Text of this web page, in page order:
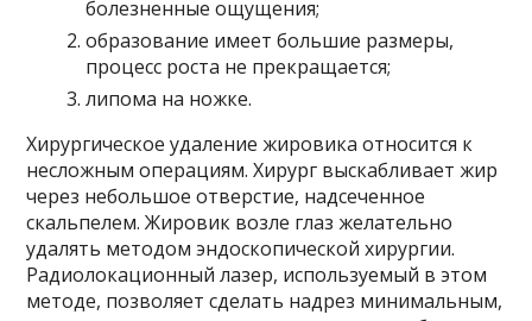
болезненные ощущения;
образование имеет большие размеры,
процесс роста не прекращается;
липома на ножке.
Хирургическое удаление жировика относится к
несложным операциям. Хирург выскабливает жир
через небольшое отверстие, надсеченное
скальпелем. Жировик возле глаз желательно
удалять методом эндоскопической хирургии.
Радиолокационный лазер, используемый в этом
методе, позволяет сделать надрез минимальным,